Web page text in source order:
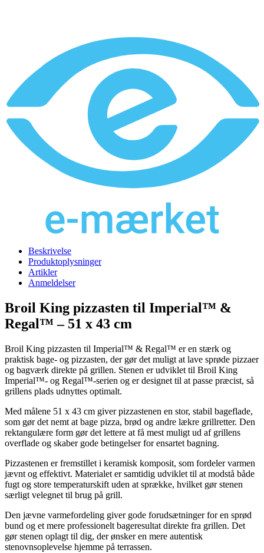
Beskrivelse
Produktoplysninger
Artikler
Anmeldelser
Broil King pizzasten til Imperial™ &
Regal™ – 51 x 43 cm
Broil King pizzasten til Imperial™ & Regal™ er en stærk og
praktisk bage- og pizzasten, der gør det muligt at lave sprøde pizzaer
og bagværk direkte på grillen. Stenen er udviklet til Broil King
Imperial™- og Regal™-serien og er designet til at passe præcist, så
grillens plads udnyttes optimalt.
Med målene 51 x 43 cm giver pizzastenen en stor, stabil bageflade,
som gør det nemt at bage pizza, brød og andre lækre grillretter. Den
rektangulære form gør det lettere at få mest muligt ud af grillens
overflade og skaber gode betingelser for ensartet bagning.
Pizzastenen er fremstillet i keramisk komposit, som fordeler varmen
jævnt og effektivt. Materialet er samtidig udviklet til at modstå både
fugt og store temperaturskift uden at sprække, hvilket gør stenen
særligt velegnet til brug på grill.
Den jævne varmefordeling giver gode forudsætninger for en sprød
bund og et mere professionelt bageresultat direkte fra grillen. Det
gør stenen oplagt til dig, der ønsker en mere autentisk
stenovnsoplevelse hjemme på terrassen.